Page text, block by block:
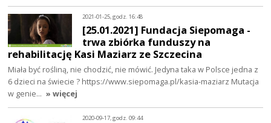
2021-01-25, godz. 16:48
[25.01.2021] Fundacja Siepomaga -
trwa zbiórka funduszy na
rehabilitację Kasi Maziarz ze Szczecina
Miała być rośliną, nie chodzić, nie mówić. Jedyna taka w Polsce jedna z
6 dzieci na świecie ? https://www.siepomaga.pl/kasia-maziarz Mutacja
w genie… » więcej
2020-09-17, godz. 09:44